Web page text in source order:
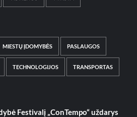
MIESTŲ ĮDOMYBĖS PASLAUGOS
TECHNOLOGIJOS TRANSPORTAS
Festivalį „ConTempo“ uždarys